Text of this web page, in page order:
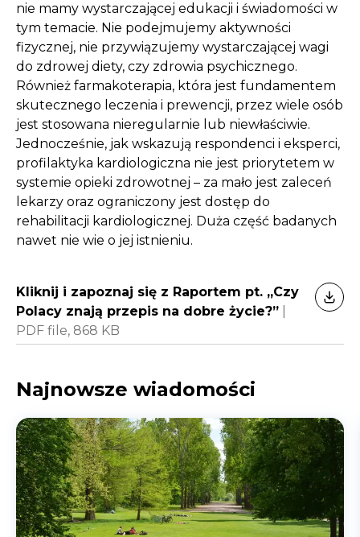
nie mamy wystarczającej edukacji i świadomości w
tym temacie. Nie podejmujemy aktywności
fizycznej, nie przywiązujemy wystarczającej wagi
do zdrowej diety, czy zdrowia psychicznego.
Również farmakoterapia, która jest fundamentem
skutecznego leczenia i prewencji, przez wiele osób
jest stosowana nieregularnie lub niewłaściwie.
Jednocześnie, jak wskazują respondenci i eksperci,
profilaktyka kardiologiczna nie jest priorytetem w
systemie opieki zdrowotnej – za mało jest zaleceń
lekarzy oraz ograniczony jest dostęp do
rehabilitacji kardiologicznej. Duża część badanych
nawet nie wie o jej istnieniu.
Kliknij i zapoznaj się z Raportem pt. „Czy
Polacy znają przepis na dobre życie?”
PDF file, 868 KB
Najnowsze wiadomości